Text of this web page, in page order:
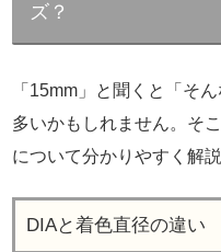
ズ？
「15mm」と聞くと「そ
多いかもしれません。そ
について分かりやすく解説
DIAと着色直径の違い